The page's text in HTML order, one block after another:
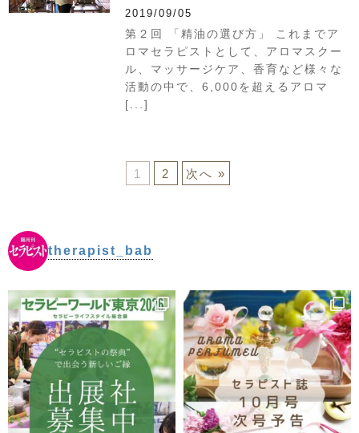
2019/09/05
第２回 「精油の選び方」 これまでア
ロマセラピストとして、アロマスクー
ル、マッサージケア、香育など様々な
活動の中で、6,000を超えるアロマ
[...]
1 2 次へ »
therapist_bab